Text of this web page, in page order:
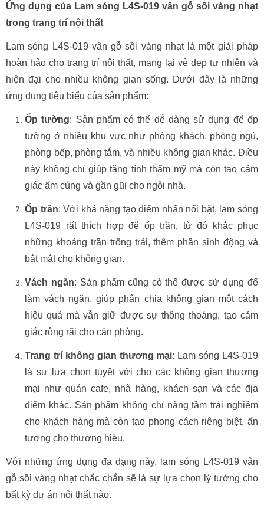
Ứng dụng của Lam sóng L4S-019 vân gỗ sồi vàng nhạt
trong trang trí nội thất
Lam sóng L4S-019 vân gỗ sồi vàng nhạt là một giải pháp
hoàn hảo cho trang trí nội thất, mang lại vẻ đẹp tự nhiên và
hiện đại cho nhiều không gian sống. Dưới đây là những
ứng dụng tiêu biểu của sản phẩm:
Ốp tường: Sản phẩm có thể dễ dàng sử dụng để ốp
tường ở nhiều khu vực như phòng khách, phòng ngủ,
phòng bếp, phòng tắm, và nhiều không gian khác. Điều
này không chỉ giúp tăng tính thẩm mỹ mà còn tạo cảm
giác ấm cúng và gần gũi cho ngôi nhà.
Ốp trần: Với khả năng tạo điểm nhấn nổi bật, lam sóng
L4S-019 rất thích hợp để ốp trần, từ đó khắc phục
những khoảng trần trống trải, thêm phần sinh động và
bắt mắt cho không gian.
Vách ngăn: Sản phẩm cũng có thể được sử dụng để
làm vách ngăn, giúp phân chia không gian một cách
hiệu quả mà vẫn giữ được sự thông thoáng, tạo cảm
giác rộng rãi cho căn phòng.
Trang trí không gian thương mại: Lam sóng L4S-019
là sự lựa chọn tuyệt vời cho các không gian thương
mại như quán cafe, nhà hàng, khách sạn và các địa
điểm khác. Sản phẩm không chỉ nâng tầm trải nghiệm
cho khách hàng mà còn tạo phong cách riêng biệt, ấn
tượng cho thương hiệu.
Với những ứng dụng đa dạng này, lam sóng L4S-019 vân
gỗ sồi vàng nhạt chắc chắn sẽ là sự lựa chọn lý tưởng cho
bất kỳ dự án nội thất nào.